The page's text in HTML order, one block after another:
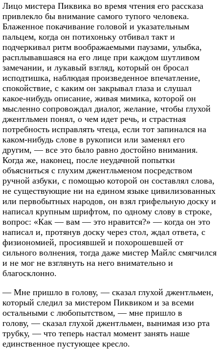
Лицо мистера Пиквика во время чтения его рассказа
привлекло бы внимание самого тупого человека.
Блаженное покачивание головой и указательным
пальцем, когда он потихоньку отбивал такт и
подчеркивал ритм воображаемыми паузами, улыбка,
расплывавшаяся на его лице при каждом шутливом
замечании, и лукавый взгляд, который он бросал
исподтишка, наблюдая произведенное впечатление,
спокойствие, с каким он закрывал глаза и слушал
какое-нибудь описание, живая мимика, которой он
мысленно сопровождал диалог, желание, чтобы глухой
джентльмен понял, о чем идет речь, и страстная
потребность исправлять чтеца, если тот запинался на
каком-нибудь слове в рукописи или заменял его
другим, — все это было равно достойно внимания.
Когда же, наконец, после неудачной попытки
объясниться с глухим джентльменом посредством
ручной азбуки, с помощью которой он составлял слова,
не существующие ни на едином языке цивилизованных
или первобытных народов, он взял грифельную доску и
написал крупным шрифтом, по одному слову в строке,
вопрос: «Как — вам — это нравится?» — когда он это
написал и, протянув доску через стол, ждал ответа, с
физиономией, просиявшей и похорошевшей от
сильного волнения, тогда даже мистер Майлс смягчился
и не мог не взглянуть на него внимательно и
благосклонно.
— Мне пришло в голову, — сказал глухой джентльмен,
который следил за мистером Пиквиком и за всеми
остальными с любопытством, — мне пришло в
голову, — сказал глухой джентльмен, вынимая изо рта
трубку, — что теперь настал момент занять наше
единственное пустующее кресло.